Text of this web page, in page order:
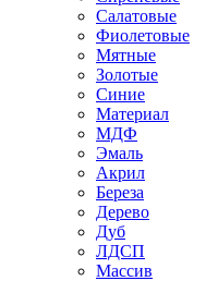
Салатовые
Фиолетовые
Мятные
Золотые
Синие
Материал
МДФ
Эмаль
Акрил
Береза
Дерево
Дуб
ЛДСП
Массив